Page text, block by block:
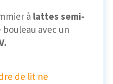
à lattes semi-
bouleau avec un
de lit ne